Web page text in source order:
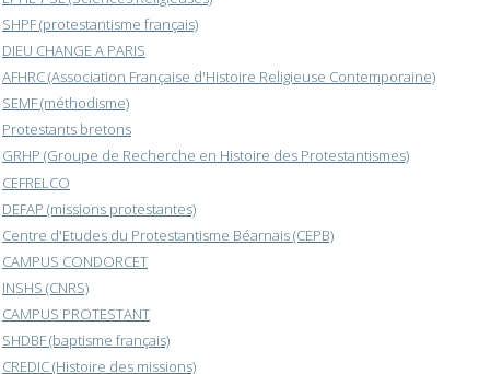
SHPF (protestantisme français)
DIEU CHANGE A PARIS
AFHRC (Association Française d'Histoire Religieuse Contemporaine)
SEMF (méthodisme)
Protestants bretons
GRHP (Groupe de Recherche en Histoire des Protestantismes)
CEFRELCO
DEFAP (missions protestantes)
Centre d'Etudes du Protestantisme Béarnais (CEPB)
CAMPUS CONDORCET
INSHS (CNRS)
CAMPUS PROTESTANT
SHDBF (baptisme français)
CREDIC (Histoire des missions)